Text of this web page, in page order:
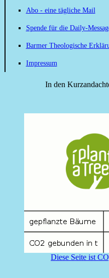
Abo - eine tägliche Mail
Spende für die Daily-
Barmer Theologische
Impressum
In den
Diese Seite ist